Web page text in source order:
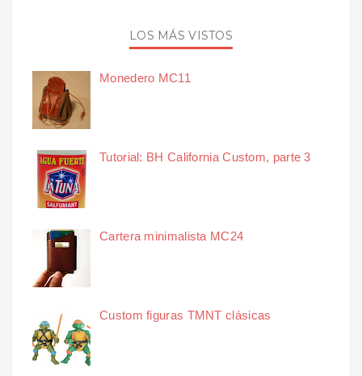
LOS MÁS VISTOS
Monedero MC11
Tutorial: BH California Custom, parte 3
Cartera minimalista MC24
Custom figuras TMNT clásicas